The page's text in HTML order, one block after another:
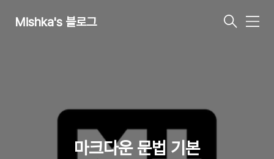
Mishka's 블로그
메
마크다운 문법 기본